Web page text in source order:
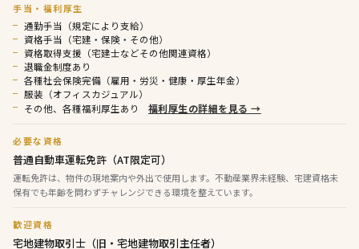
手当・福利厚生
通勤手当（規定により支給）
資格手当（宅建・保険・その他）
資格取得支援（宅建士などその他関連資格）
退職金制度あり
各種社会保険完備（雇用・労災・健康・厚生年金）
服装（オフィスカジュアル）
その他、各種福利厚生あり
福利厚生の詳細を見る →
必要な資格
普通自動車運転免許（AT限定可）
運転免許は、物件の現地案内や外出で使用します。不動産業界未経験、宅建資格未
保有でも年齢を問わずチャレンジできる環境を整えています。
歓迎資格
宅地建物取引士（旧・宅地建物取引主任者）